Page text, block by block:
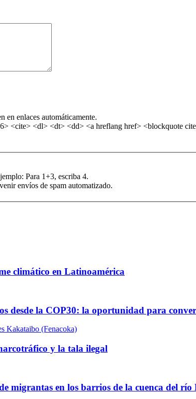
en enlaces automáticamente.
<cite> <dl> <dt> <dd> <a hreflang href> <blockquote
Para 1+3, escriba 4.
envíos de spam automatizado.
climático en Latinoamérica
desde la COP30: la oportunidad para
y la tala ilegal
en los barrios de la cuenca del río